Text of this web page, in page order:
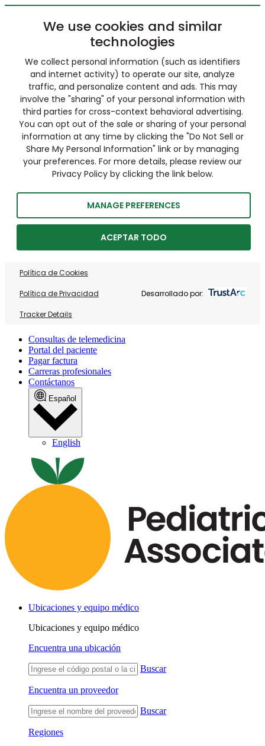
We use cookies and similar
technologies
We collect personal information (such as identifiers
and internet activity) to operate our site, analyze
traffic, and personalize content and ads. This may
involve the "sharing" of your personal information with
third parties for cross-context behavioral advertising.
You can opt out of the sale or sharing of your personal
information at any time by clicking the "Do Not Sell or
Share My Personal Information" link or by managing
your preferences. For more details, please review our
Privacy Policy by clicking the link below.
MANAGE PREFERENCES
ACEPTAR TODO
Política de Cookies
Política de Privacidad
Tracker Details
Desarrollado por:
Consultas de telemedicina
Portal del paciente
Pagar factura
Carreras profesionales
Contáctanos
Español
English
Ubicaciones y equipo médico
Ubicaciones y equipo médico
Encuentra una ubicación
Buscar
Encuentra un proveedor
Buscar
Regiones